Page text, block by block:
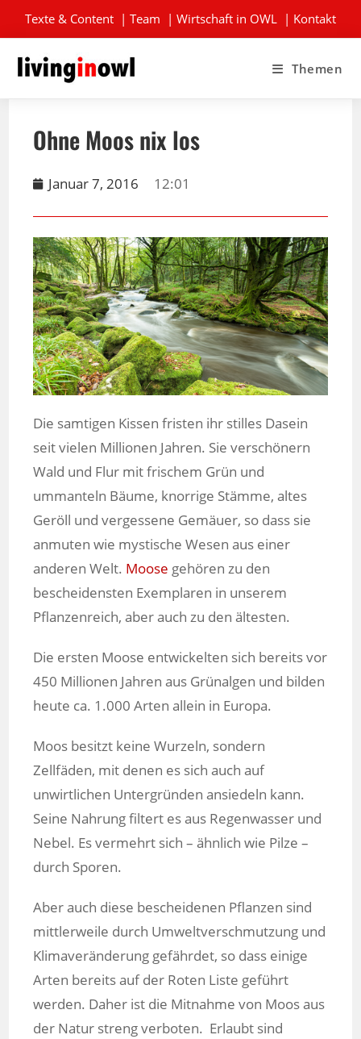
Texte & Content | Team | Wirtschaft in OWL | Kontakt
Themen
Ohne Moos nix los
Januar 7, 2016 12:01
Die samtigen Kissen fristen ihr stilles Dasein
seit vielen Millionen Jahren. Sie verschönern
Wald und Flur mit frischem Grün und
ummanteln Bäume, knorrige Stämme, altes
Geröll und vergessene Gemäuer, so dass sie
anmuten wie mystische Wesen aus einer
anderen Welt. Moose gehören zu den
bescheidensten Exemplaren in unserem
Pflanzenreich, aber auch zu den ältesten.
Die ersten Moose entwickelten sich bereits vor
450 Millionen Jahren aus Grünalgen und bilden
heute ca. 1.000 Arten allein in Europa.
Moos besitzt keine Wurzeln, sondern
Zellfäden, mit denen es sich auch auf
unwirtlichen Untergründen ansiedeln kann.
Seine Nahrung filtert es aus Regenwasser und
Nebel. Es vermehrt sich – ähnlich wie Pilze –
durch Sporen.
Aber auch diese bescheidenen Pflanzen sind
mittlerweile durch Umweltverschmutzung und
Klimaveränderung gefährdet, so dass einige
Arten bereits auf der Roten Liste geführt
werden. Daher ist die Mitnahme von Moos aus
der Natur streng verboten. Erlaubt sind